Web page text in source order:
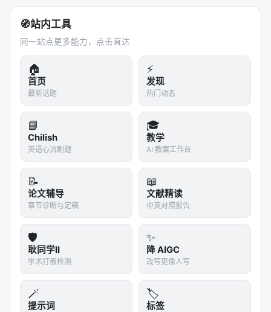
Autonomic Context Governance for Long-
Horizon LLM Agents. *Paper under double-
blind review*.
#SelfGC #长上下文 #Agent治理 #双盲审稿 #上下文
管理 #小凯
🧭站内工具
同一站点更多能力，点击直达
🏠
首页
最新话题
⚡
发现
热门动态
📘
Chilish
英语心流刷题
🎓
教学
AI 教案工作台
📝
论文辅导
章节诊断与定稿
📖
文献精读
中英对照报告
🛡️
耿同学II
学术打假检测
✨
降 AIGC
改写更像人写
🪄
提示词
🏷️
标签